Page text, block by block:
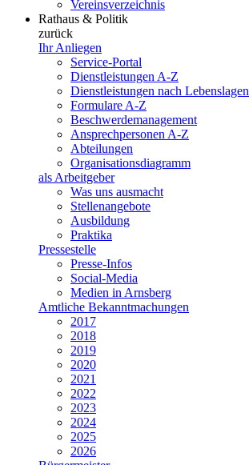
Vereinsverzeichnis
Rathaus & Politik
zurück
Ihr Anliegen
Service-Portal
Dienstleistungen A-Z
Dienstleistungen nach Lebenslagen
Formulare A-Z
Beschwerdemanagement
Ansprechpersonen A-Z
Abteilungen
Organisationsdiagramm
als Arbeitgeber
Was uns ausmacht
Stellenangebote
Ausbildung
Praktika
Pressestelle
Presse-Infos
Social-Media
Medien in Arnsberg
Amtliche Bekanntmachungen
2017
2018
2019
2020
2021
2022
2023
2024
2025
2026